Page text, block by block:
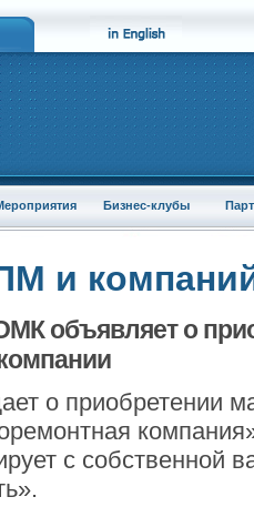
Бизнес-клубы
и
объявляет о
о приобретении
с собственной